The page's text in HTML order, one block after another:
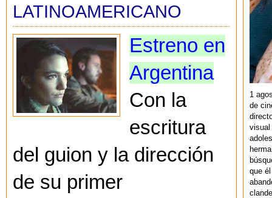
LATINOAMERICANO
Estreno en
Argentina
Con la
escritura
del guion y la dirección
de su primer
1
de
visual
que